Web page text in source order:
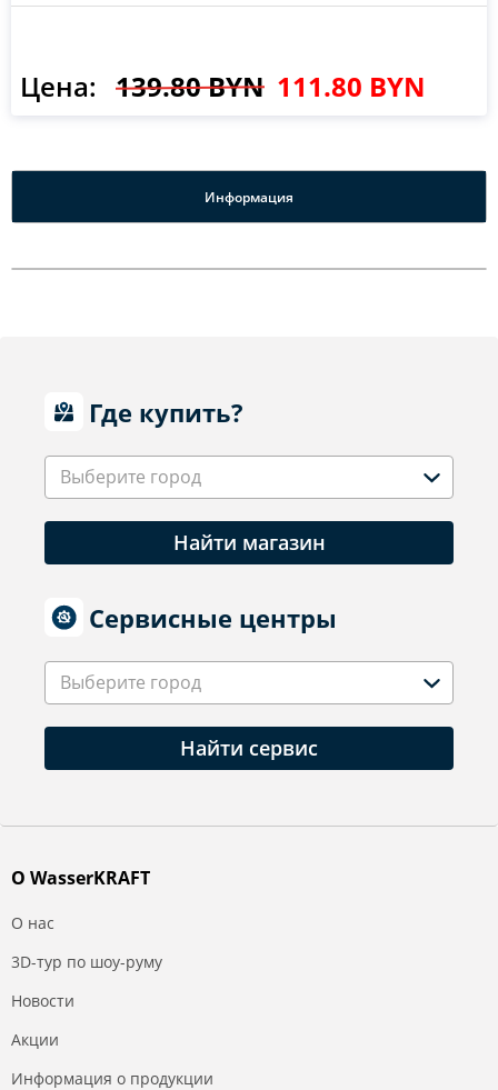
Цена: 139.80 BYN 111.80 BYN
Информация
Где купить?
Выберите город
Найти магазин
Сервисные центры
Выберите город
Найти сервис
О WasserKRAFT
О нас
3D-тур по шоу-руму
Новости
Акции
Информация о продукции